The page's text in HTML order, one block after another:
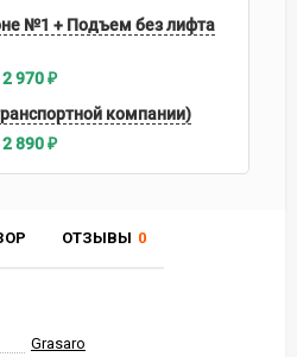
ОТЗЫВЫ 0
Grasaro
№1 + Подъем без лифта
2 970₽
компании)
2 890₽